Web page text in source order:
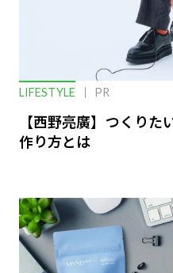
LIFESTYLE PR
【西野亮廣】つくり
作り方とは